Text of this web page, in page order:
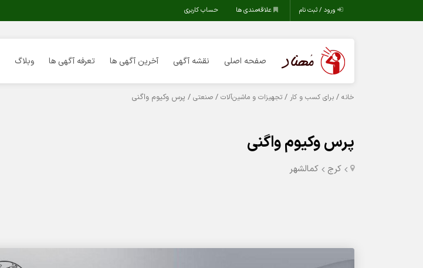
ورود / ثبت نام علاقه‌مندی ها حساب کاربری
صفحه اصلی نقشه آگهی آخرین آگهی ها تعرفه آگهی ها وبلاگ
خانه / برای کسب و کار / تجهیزات و ماشین‌آلات / صنعتی / پرس وکیوم واگنی
پرس وکیوم واگنی
کرج کمالشهر